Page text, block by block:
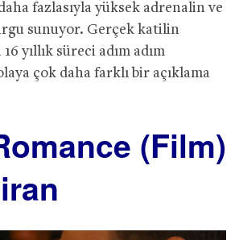
fazlasıyla yüksek adrenalin ve
sunuyor. Gerçek katilin
yıllık süreci adım adım
çok daha farklı bir açıklama
(Film)